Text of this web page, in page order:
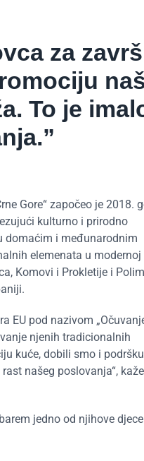
za
To je
Gore“ započeo je 2018.
kulturno i prirodno
domaćim i međunarodnim
elemenata u modernoj
Komovi i Prokletije i
EU pod nazivom
njenih tradicionalnih
kuće, dobili smo i
našeg poslovanja“, kaže
jedno od njihove djece